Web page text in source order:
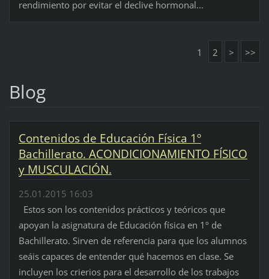
rendimiento por evitar el declive hormonal...
1 2 > >>
Blog
Contenidos de Educación Física 1º
Bachillerato. ACONDICIONAMIENTO FÍSICO
y MUSCULACIÓN.
25.01.2015 16:03
Estos son los contenidos prácticos y teóricos que
apoyan la asignatura de Educación física en 1º de
Bachillerato. Sirven de referencia para que los alumnos
seáis capaces de entender qué hacemos en clase. Se
incluyen los crierios para el desarrollo de los trabajos